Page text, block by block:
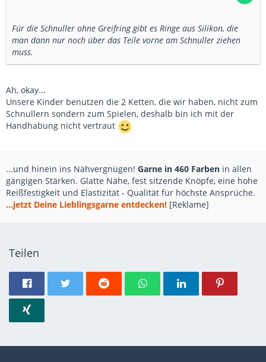
Für die Schnuller ohne Greifring gibt es Ringe aus Silikon, die
man dann nur noch über das Teile vorne am Schnuller ziehen
muss.
Ah, okay...
Unsere Kinder benutzen die 2 Ketten, die wir haben, nicht zum
Schnullern sondern zum Spielen, deshalb bin ich mit der
Handhabung nicht vertraut
...und hinein ins Nähvergnügen! Garne in 460 Farben in allen
gängigen Stärken. Glatte Nähe, fest sitzende Knöpfe, eine hohe
Reißfestigkeit und Elastizität - Qualität für höchste Ansprüche.
...jetzt Deine Lieblingsgarne entdecken! [Reklame]
Teilen